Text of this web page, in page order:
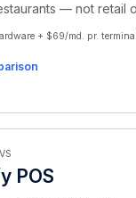
— not retail
+ $69/md. pr.
POS